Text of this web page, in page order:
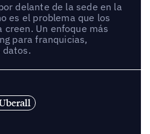
delante de la sede en la
es el problema que los
creen. Un enfoque más
para franquicias,
datos.